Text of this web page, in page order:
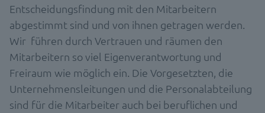
Entscheidungsfindung mit den Mitarbeitern
abgestimmt sind und von ihnen getragen werden.
Wir führen durch Vertrauen und räumen den
Mitarbeitern so viel Eigenverantwortung und
Freiraum wie möglich ein. Die Vorgesetzten, die
Unternehmensleitungen und die Personalabteilung
sind für die Mitarbeiter auch bei beruflichen und